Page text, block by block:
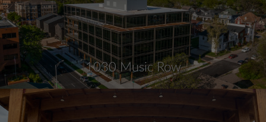
1030 Music Row